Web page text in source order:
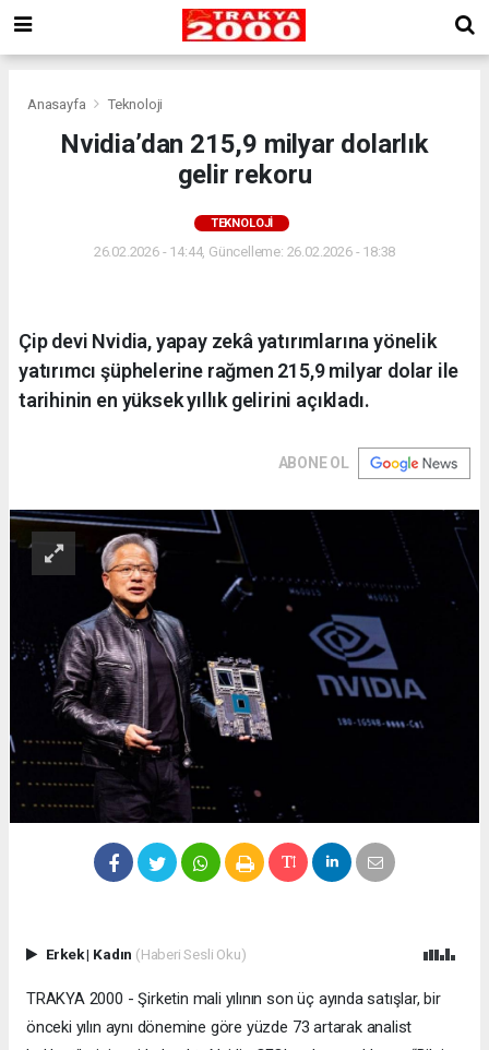
Anasayfa Teknoloji
Nvidia’dan 215,9 milyar dolarlık
gelir rekoru
TEKNOLOJI
26.02.2026 - 14:44, Güncelleme: 26.02.2026 - 18:38
Çip devi Nvidia, yapay zekâ yatırımlarına yönelik
yatırımcı şüphelerine rağmen 215,9 milyar dolar ile
tarihinin en yüksek yıllık gelirini açıkladı.
ABONE OL
Erkek| Kadın (Haberi Sesli Oku)
TRAKYA 2000 - Şirketin mali yılının son üç ayında satışlar, bir
önceki yılın aynı dönemine göre yüzde 73 artarak analist